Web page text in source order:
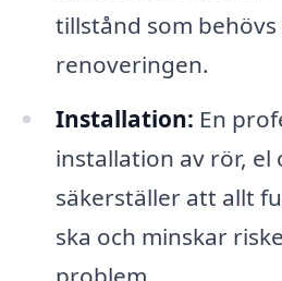
tillstånd som
renoveringen.
Installation: En
installation av rör, el
säkerställer att allt
ska och minskar